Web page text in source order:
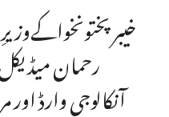
خیبر
رحمان
آنکالوجی وارڈ